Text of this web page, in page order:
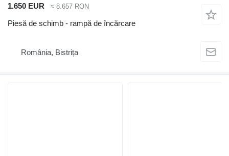
1.650 EUR
≈ 8.657 RON
Piesă de schimb - rampă de încărcare
România, Bistrița